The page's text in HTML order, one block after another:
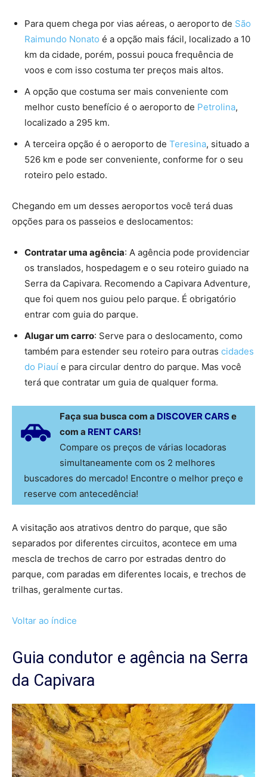
Para quem chega por vias aéreas, o aeroporto de São
Raimundo Nonato é a opção mais fácil, localizado a 10
km da cidade, porém, possui pouca frequência de
voos e com isso costuma ter preços mais altos.
A opção que costuma ser mais conveniente com
melhor custo benefício é o aeroporto de Petrolina,
localizado a 295 km.
A terceira opção é o aeroporto de Teresina, situado a
526 km e pode ser conveniente, conforme for o seu
roteiro pelo estado.
Chegando em um desses aeroportos você terá duas
opções para os passeios e deslocamentos:
Contratar uma agência: A agência pode providenciar
os translados, hospedagem e o seu roteiro guiado na
Serra da Capivara. Recomendo a Capivara Adventure,
que foi quem nos guiou pelo parque. É obrigatório
entrar com guia do parque.
Alugar um carro: Serve para o deslocamento, como
também para estender seu roteiro para outras cidades
do Piauí e para circular dentro do parque. Mas você
terá que contratar um guia de qualquer forma.
Faça sua busca com a DISCOVER CARSe
com a RENT CARS!
Compare os preços de várias locadoras
simultaneamente com os 2 melhores
buscadores do mercado! Encontre o melhor preço e
reserve com antecedência!
A visitação aos atrativos dentro do parque, que são
separados por diferentes circuitos, acontece em uma
mescla de trechos de carro por estradas dentro do
parque, com paradas em diferentes locais, e trechos de
trilhas, geralmente curtas.
Voltar ao índice
Guia condutor e agência na Serra
da Capivara